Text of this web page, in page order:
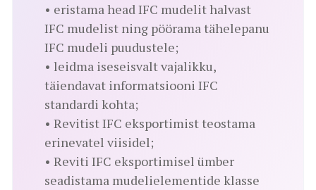
• eristama head IFC mudelit halvast
IFC mudelist ning pöörama tähelepanu
IFC mudeli puudustele;
• leidma iseseisvalt vajalikku,
täiendavat informatsiooni IFC
standardi kohta;
• Revitist IFC eksportimist teostama
erinevatel viisidel;
• Reviti IFC eksportimisel ümber
seadistama mudelielementide klasse